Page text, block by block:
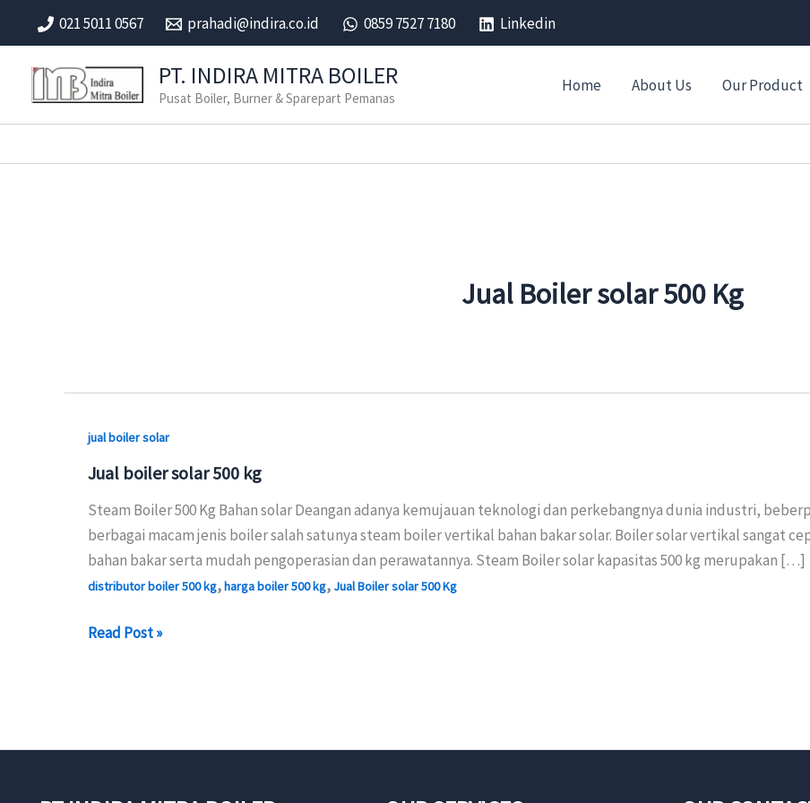
content
021 5011 0567 prahadi@indira.co.id 0859 7527 7180 Linkedin
PT. INDIRA MITRA BOILER
Pusat Boiler, Burner & Sparepart Pemanas
Home About Us Our Product
Jual Boiler solar 500 Kg
jual boiler solar
Jual boiler solar 500 kg
Steam Boiler 500 Kg Bahan solar Deangan adanya kemujauan teknologi dan perkebangnya dunia industri,
berbagai macam jenis boiler salah satunya steam boiler vertikal bahan bakar solar. Boiler solar vertikal sangat
bahan bakar serta mudah pengoperasian dan perawatannya. Steam Boiler solar kapasitas 500 kg merupakan […]
distributor boiler 500 kg,harga boiler 500 kg, Jual Boiler solar 500 Kg
Jual
Read Post »